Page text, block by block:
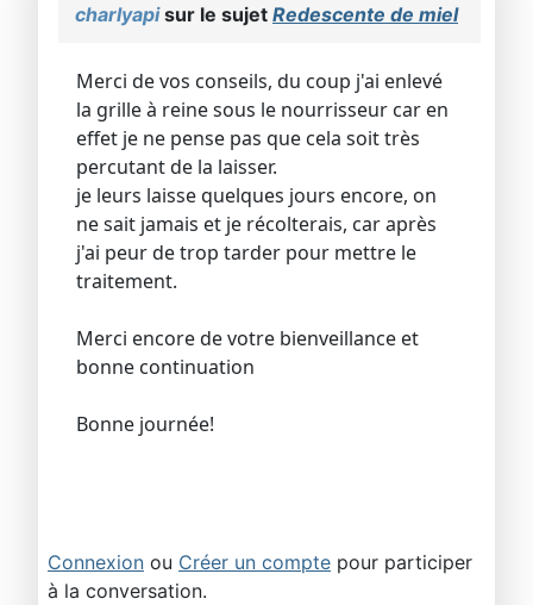
charlyapisur le sujet Redescente de miel
Merci de vos conseils, du coup j'ai enlevé
la grille à reine sous le nourrisseur car en
effet je ne pense pas que cela soit très
percutant de la laisser.
je leurs laisse quelques jours encore, on
ne sait jamais et je récolterais, car après
j'ai peur de trop tarder pour mettre le
traitement.
Merci encore de votre bienveillance et
bonne continuation
Bonne journée!
Connexion ou Créer un compte pour participer
à la conversation.